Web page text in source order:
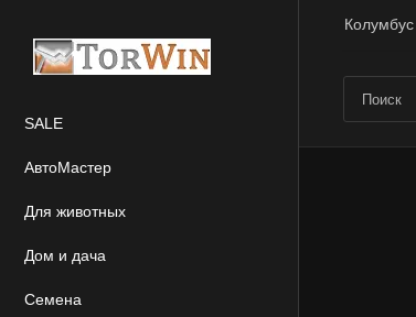
Колумбус
SALE
АвтоМастер
Для животных
Дом и дача
Семена